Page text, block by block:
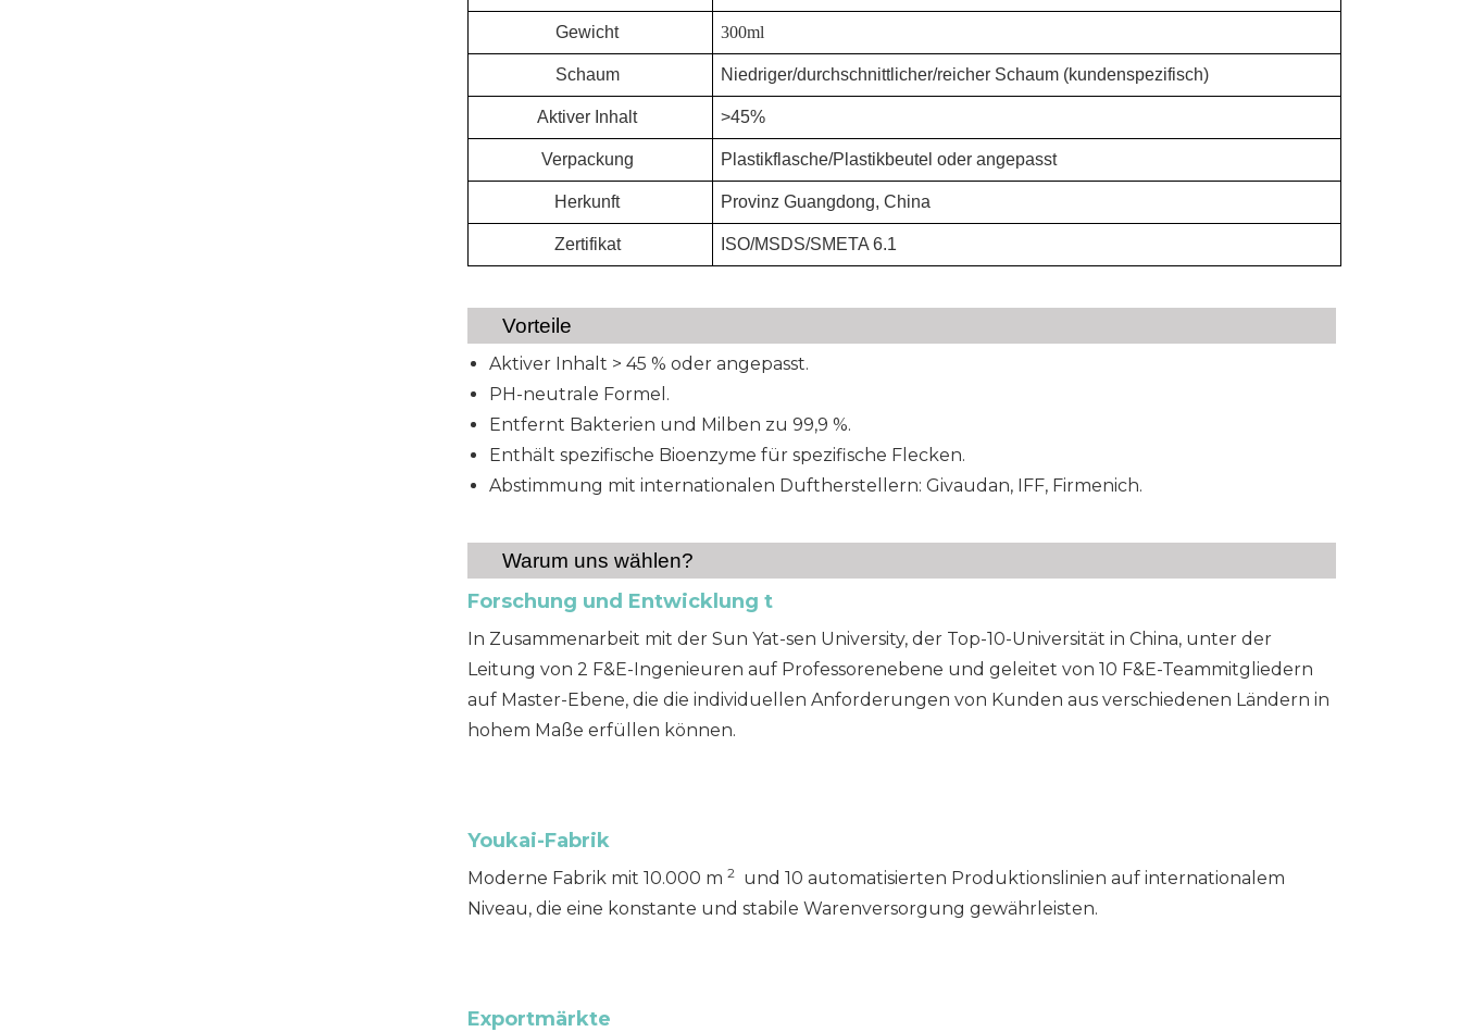
Gewicht 300ml
Schaum Niedriger/durchschnittlicher/reicher Schaum (kundenspezifisch)
Aktiver Inhalt >45%
Verpackung Plastikflasche/Plastikbeutel oder angepasst
Herkunft Provinz Guangdong, China
Zertifikat ISO/MSDS/SMETA 6.1
Vorteile
Aktiver Inhalt > 45 % oder angepasst.
PH-neutrale Formel.
Entfernt Bakterien und Milben zu 99,9 %.
Enthält spezifische Bioenzyme für spezifische Flecken.
Abstimmung mit internationalen Duftherstellern: Givaudan, IFF, Firmenich.
Warum uns wählen?
Forschung und Entwicklung t
In Zusammenarbeit mit der Sun Yat-sen University, der Top-10-Universität in China, unter der
Leitung von 2 F&E-Ingenieuren auf Professorenebene und geleitet von 10 F&E-Teammitgliedern
auf Master-Ebene, die die individuellen Anforderungen von Kunden aus verschiedenen Ländern in
hohem Maße erfüllen können.
Youkai-Fabrik
Moderne Fabrik mit 10.000 m 2und 10 automatisierten Produktionslinien auf internationalem
Niveau, die eine konstante und stabile Warenversorgung gewährleisten.
Exportmärkte